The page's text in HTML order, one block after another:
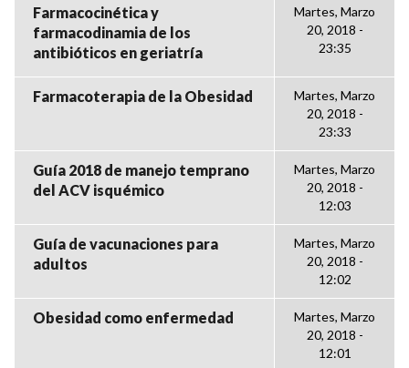
Farmacocinética y
farmacodinamia de los
antibióticos en geriatría
Martes, Marzo
20, 2018 -
23:35
Farmacoterapia de la Obesidad
Martes, Marzo
20, 2018 -
23:33
Guía 2018 de manejo temprano
del ACV isquémico
Martes, Marzo
20, 2018 -
12:03
Guía de vacunaciones para
adultos
Martes, Marzo
20, 2018 -
12:02
Obesidad como enfermedad
Martes, Marzo
20, 2018 -
12:01